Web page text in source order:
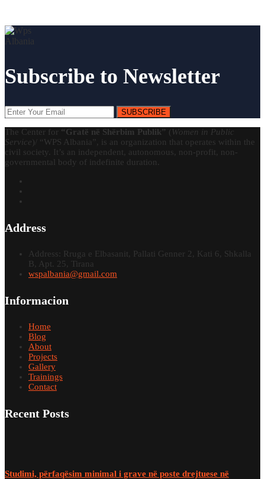
Subscribe to Newsletter
SUBSCRIBE
The Center for “Gratë në Shërbim Publik” ( Women in Public
Service )/ “WPS Albania”, is an organization that operates within the
civil society. It’s an independent, autonomous, non-profit, non-
governmental body of indefinite duration.
Address
Address: Rruga e Elbasanit, Pallati Genner 2, Kati 6, Shkalla
B, Apt. 25, Tirana
wspalbania@gmail.com
Informacion
Home
Blog
About
Projects
Gallery
Trainings
Contact
Recent Posts
Studimi, përfaqësim minimal i grave në poste drejtuese në